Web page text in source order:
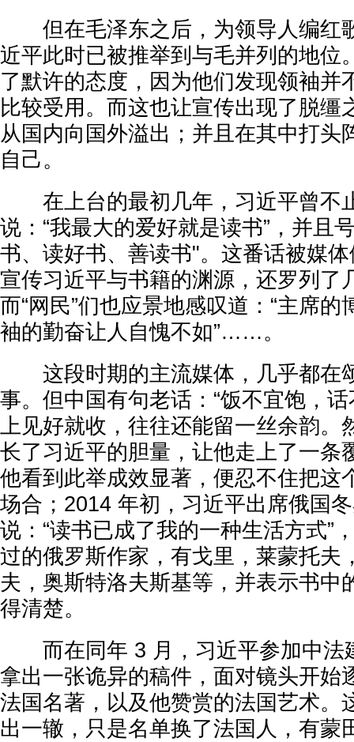
但在毛泽东之后，为领导人编红
近平此时已被推举到与毛并列的地位
了默许的态度，因为他们发现领袖并
比较受用。而这也让宣传出现了脱缰
从国内向国外溢出；并且在其中打头
自己。
在上台的最初几年，习近平曾不
说：“我最大的爱好就是读书”，并且
书、读好书、善读书"。这番话被媒
宣传习近平与书籍的渊源，还罗列了
而“网民”们也应景地感叹道：“主席的
袖的勤奋让人自愧不如”……。
这段时期的主流媒体，几乎都在
事。但中国有句老话：“饭不宜饱，
上见好就收，往往还能留一丝余韵。
长了习近平的胆量，让他走上了一条
他看到此举成效显著，便忍不住把这
场合；2014 年初，习近平出席俄国
说：“读书已成了我的一种生活方式”
过的俄罗斯作家，有戈里，莱蒙托夫
夫，奥斯特洛夫斯基等，并表示书中
得清楚。
而在同年 3 月，习近平参加中法
拿出一张诡异的稿件，面对镜头开始
法国名著，以及他赞赏的法国艺术。
出一辙，只是名单换了法国人，有蒙